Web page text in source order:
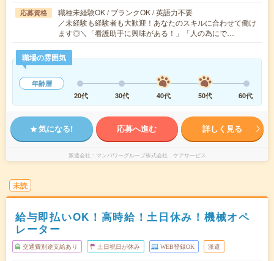
応募資格
職種未経験OK / ブランクOK / 英語力不要
／未経験も経験者も大歓迎！あなたのスキルに合わせて働け
ます◎＼「看護助手に興味がある！」「人の為にで…
職場の雰囲気
年齢層
20代
30代 40代 50代 60代
気になる! 応募へ進む 詳しく見る
派遣会社 マンパワーグループ株式会社 ケアサービス
未読
給与即払いOK！高時給！土日休み！機械オペ
レーター
交通費別途支給あり 土日祝日が休み WEB登録OK 派遣